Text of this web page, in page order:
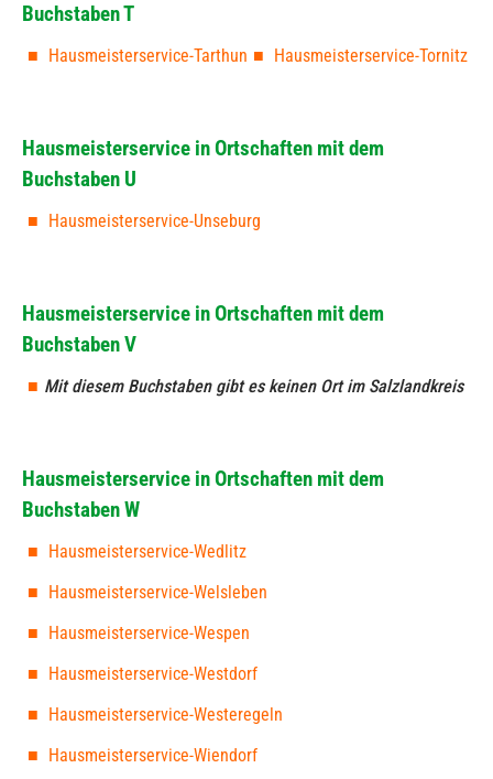
Buchstaben T
Hausmeisterservice-Tarthun Hausmeisterservice-Tornitz
Hausmeisterservice in Ortschaften mit dem
Buchstaben U
Hausmeisterservice-Unseburg
Hausmeisterservice in Ortschaften mit dem
Buchstaben V
Mit diesem Buchstaben gibt es keinen Ort im Salzlandkreis
Hausmeisterservice in Ortschaften mit dem
Buchstaben W
Hausmeisterservice-Wedlitz
Hausmeisterservice-Welsleben
Hausmeisterservice-Wespen
Hausmeisterservice-Westdorf
Hausmeisterservice-Westeregeln
Hausmeisterservice-Wiendorf